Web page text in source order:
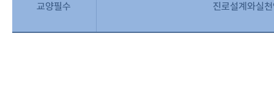
교양필수 진로설계와실